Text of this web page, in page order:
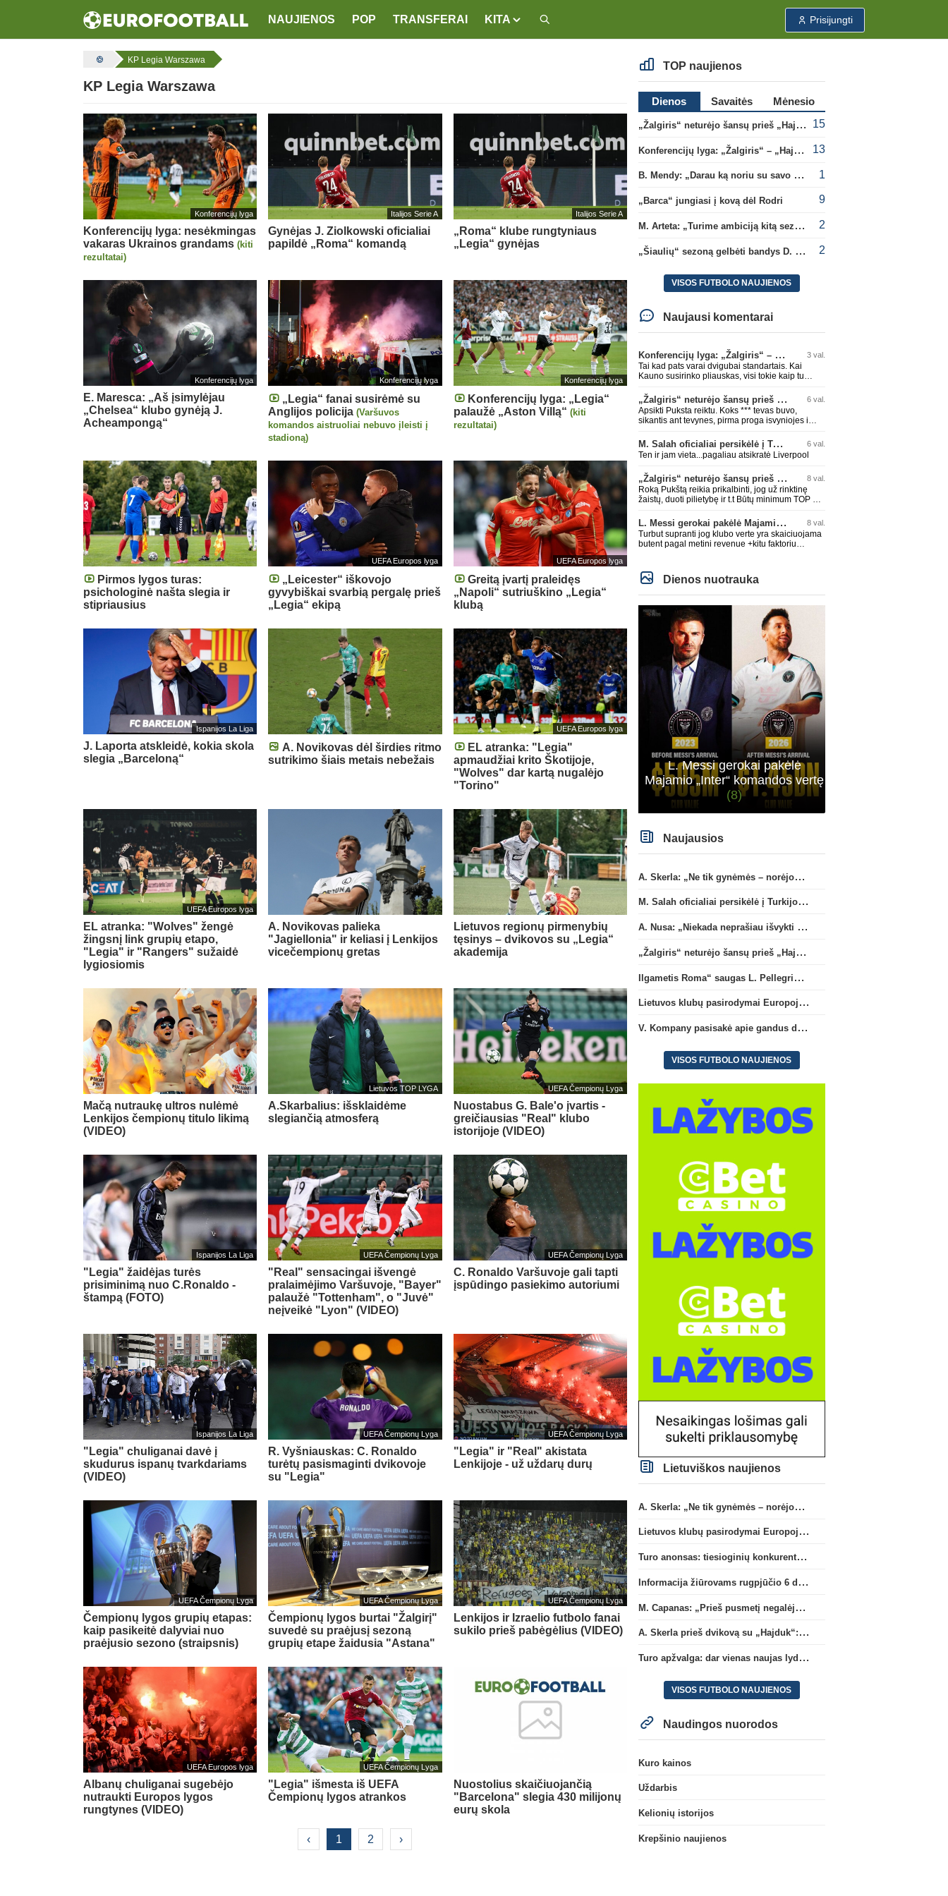
NAUJIENOS POP TRANSFERAI KITA Prisijungti
KP Legia Warszawa
KP Legia Warszawa
Konferencijų lyga
Konferencijų lyga: nesėkmingas
vakaras Ukrainos grandams (kiti
rezultatai)
Italijos Serie A
Gynėjas J. Ziolkowski oficialiai
papildė „Roma“ komandą
Italijos Serie A
„Roma“ klube rungtyniaus
„Legia“ gynėjas
Konferencijų lyga
E. Maresca: „Aš įsimylėjau
„Chelsea“ klubo gynėją J.
Acheampongą“
Konferencijų lyga
„Legia“ fanai susirėmė su
Anglijos policija(Varšuvos
komandos aistruoliai nebuvo įleisti į
stadioną)
Konferencijų lyga
Konferencijų lyga: „Legia“
palaužė „Aston Villą“ (kiti
rezultatai)
Pirmos lygos turas:
psichologinė našta slegia ir
stipriausius
UEFA Europos lyga
„Leicester“ iškovojo
gyvybiškai svarbią pergalę prieš
„Legia“ ekipą
UEFA Europos lyga
Greitą įvartį praleidęs
„Napoli“ sutriuškino „Legia“
klubą
Ispanijos La Liga
J. Laporta atskleidė, kokia skola
slegia „Barceloną“
A. Novikovas dėl širdies ritmo
sutrikimo šiais metais nebežais
UEFA Europos lyga
EL atranka: "Legia"
apmaudžiai krito Škotijoje,
"Wolves" dar kartą nugalėjo
"Torino"
UEFA Europos lyga
EL atranka: "Wolves" žengė
žingsnį link grupių etapo,
"Legia" ir "Rangers" sužaidė
lygiosiomis
A. Novikovas palieka
"Jagiellonia" ir keliasi į Lenkijos
vicečempionų gretas
Lietuvos regionų pirmenybių
tęsinys – dvikovos su „Legia“
akademija
Mačą nutraukę ultros nulėmė
Lenkijos čempionų titulo likimą
(VIDEO)
Lietuvos TOP LYGA
A.Skarbalius: išsklaidėme
slegiančią atmosferą
UEFA Čempionų Lyga
Nuostabus G. Bale'o įvartis -
greičiausias "Real" klubo
istorijoje (VIDEO)
Ispanijos La Liga
"Legia" žaidėjas turės
prisiminimą nuo C.Ronaldo -
štampą (FOTO)
UEFA Čempionų Lyga
"Real" sensacingai išvengė
pralaimėjimo Varšuvoje, "Bayer"
palaužė "Tottenham", o "Juvė"
neįveikė "Lyon" (VIDEO)
UEFA Čempionų Lyga
C. Ronaldo Varšuvoje gali tapti
įspūdingo pasiekimo autoriumi
Ispanijos La Liga
"Legia" chuliganai davė į
skudurus ispanų tvarkdariams
(VIDEO)
UEFA Čempionų Lyga
R. Vyšniauskas: C. Ronaldo
turėtų pasismaginti dvikovoje
su "Legia"
UEFA Čempionų Lyga
"Legia" ir "Real" akistata
Lenkijoje - už uždarų durų
UEFA Čempionų Lyga
Čempionų lygos grupių etapas:
kaip pasikeitė dalyviai nuo
praėjusio sezono (straipsnis)
UEFA Čempionų Lyga
Čempionų lygos burtai "Žalgirį"
suvedė su praėjusį sezoną
grupių etape žaidusia "Astana"
UEFA Čempionų Lyga
Lenkijos ir Izraelio futbolo fanai
sukilo prieš pabėgėlius (VIDEO)
UEFA Europos lyga
Albanų chuliganai sugebėjo
nutraukti Europos lygos
rungtynes (VIDEO)
UEFA Čempionų Lyga
"Legia" išmesta iš UEFA
Čempionų lygos atrankos
Nuostolius skaičiuojančią
"Barcelona" slegia 430 milijonų
eurų skola
‹ 1 2 ›
TOP naujienos
Dienos Savaitės
Mėnesio
„Žalgiris“ neturėjo šansų prieš „Hajduk“
15
Konferencijų lyga: „Žalgiris“ – „Hajduk“ (rungtynės tiesiogiai) 13
B. Mendy: „Darau ką noriu su savo pasaulio čempionato titulu“ 1
„Barca“ jungiasi į kovą dėl Rodri 9
M. Arteta: „Turime ambiciją kitą sezoną kovoti dėl visų titulų“ 2
„Šiaulių“ sezoną gelbėti bandys D. Lastauskas 2
VISOS FUTBOLO NAUJIENOS
Naujausi komentarai
Konferencijų lyga: „Žalgiris“ – „Hajduk“ (rungtynės tiesiogiai) 3 val.
Tai kad pats varai dvigubai standartais. Kai
Kauno susirinko pliauskas, visi tokie kaip tu
biudežetus net nekalbėjot. Dabar kai Spartakas
gavo per rudają, tai jau pz BIUDŽETAS daug
didesnis. Tfu ant tokių.
„Žalgiris“ neturėjo šansų prieš „Hajduk“ 6 val.
Apsikti Puksta reiktu. Koks *** tevas buvo,
sikantis ant tevynes, pirma proga isvyniojes i
lietuviskai...ir dar pasimaives pries ziurovus po
golo...aciu, ne...nebent vertybiu neturintis
laurynas ikalbins
M. Salah oficialiai persikėlė į Turkijos ekipą „Trabzonspor“ 6 val.
Ten ir jam vieta...pagaliau atsikratė Liverpool
„Žalgiris“ neturėjo šansų prieš „Hajduk“ 8 val.
Roką Pukštą reikia prikalbinti, jog už rinktinę
žaistų, duoti pilietybę ir t.t Būtų minimum TOP 2
taio judės, bus per vėlu po to, nes JAV ji
pasikvies žaisti.
L. Messi gerokai pakėlė Majamio „Inter“ komandos vertę 8 val.
Turbut supranti jog klubo verte yra skaiciuojama
butent pagal metini revenue +kitu faktoriu
eile kitu dalyku. O tavo pamineta Barca kuo
puikiausiai sugeneravo rekordini 1.1B revenue,
kas stipriai prisidejo prie milzinisko klubo vertes
suoli siemet. Be to, tie 200 pamineti cia yra
visiskai on-point, jeigu jau musu mylimas D.
prasneko apie klubo vertes kelima, arba CR
atveju - numusima.
Dienos nuotrauka
L. Messi gerokai pakėlė
Majamio „Inter“ komandos vertę
(8)
Naujausios
A. Skerla: „Ne tik gynėmės – norėjome atakuoti“
M. Salah oficialiai persikėlė į Turkijos ekipą „Trabzonspor“
A. Nusa: „Niekada neprašiau išvykti iš „RB Leipzig“ klubo“
„Žalgiris“ neturėjo šansų prieš „Hajduk“
Ilgametis Roma“ saugas L. Pellegrini dar metams liks šiame klube
Lietuvos klubų pasirodymai Europoje: patirti pralaimėjimai Kroatijos atstovams
V. Kompany pasisakė apie gandus dėl M. Olise ateities „Bayern“ gretose
VISOS FUTBOLO NAUJIENOS
Lietuviškos naujienos
A. Skerla: „Ne tik gynėmės – norėjome atakuoti“
Lietuvos klubų pasirodymai Europoje: patirti pralaimėjimai Kroatijos atstovams
Turo anonsas: tiesioginių konkurentų dvikova Gargžduose
Informacija žiūrovams rugpjūčio 6 d. UEFA rungtynėms
M. Capanas: „Prieš pusmetį negalėjau net įsivaizduoti, kad žaisime prieš „Hajduk“
A. Skerla prieš dvikovą su „Hajduk“: „Tai kito kalibro komanda“
Turo apžvalga: dar vienas naujas lyderis
VISOS FUTBOLO NAUJIENOS
Naudingos nuorodos
Kuro kainos
Uždarbis
Kelionių istorijos
Krepšinio naujienos